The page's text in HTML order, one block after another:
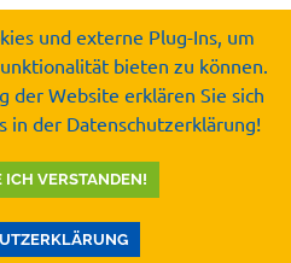
Unabhängiger
Tönisvorster e.V.
und externe Plug-Ins, um
bieten zu können.
der Website erklären Sie sich
in der Datenschutzerklärung!
ICH VERSTANDEN!